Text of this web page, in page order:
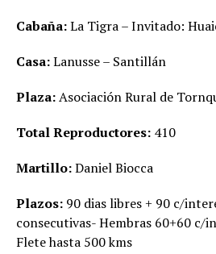
Cabaña:La Tigra – Invitado:
Casa:Lanusse – Santillán
Plaza:Asociación Rural de
Total Reproductores: 410
Martillo:Daniel Biocca
Plazos: 90 dias libres + 90 c/
consecutivas- Hembras 60+60 c/
Flete hasta 500 kms